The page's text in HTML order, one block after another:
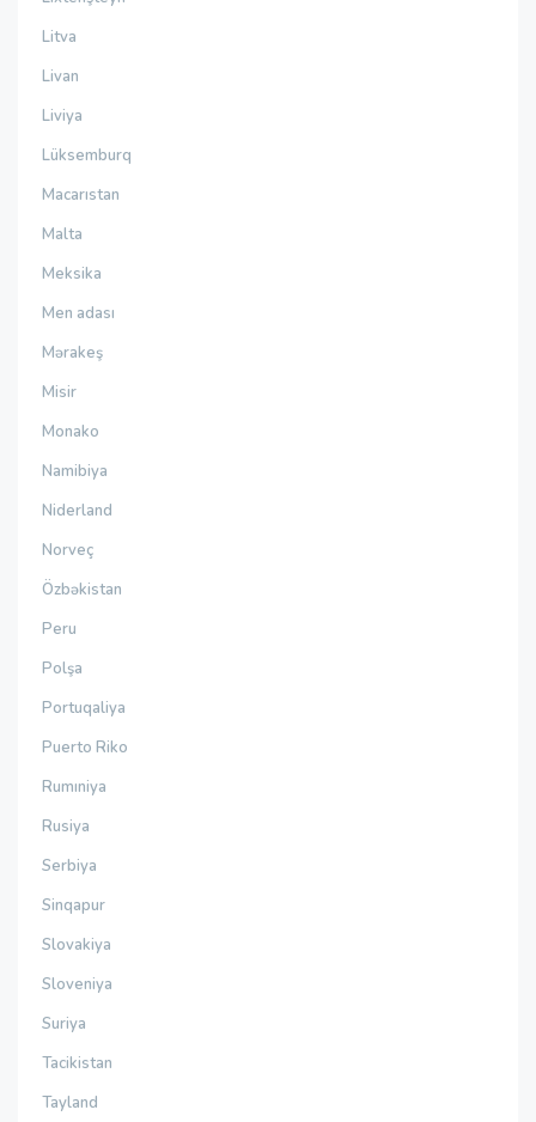
Litva
Livan
Liviya
Lüksemburq
Macarıstan
Malta
Meksika
Men adası
Mərakeş
Misir
Monako
Namibiya
Niderland
Norveç
Özbəkistan
Peru
Polşa
Portuqaliya
Puerto Riko
Rumıniya
Rusiya
Serbiya
Sinqapur
Slovakiya
Sloveniya
Suriya
Tacikistan
Tayland